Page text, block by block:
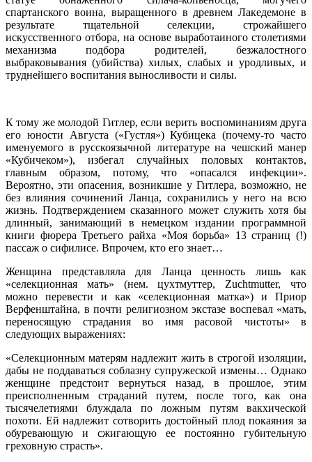
спартанского воина, выращенного в древнем Лакедемоне в
результате тщательной селекции, строжайшего
искусственного отбора, на основе выработаиного столетиями
механизма подбора родителей, безжалостного
выбраковывания (убийства) хилых, слабых и уродливых, и
труднейшего воспитания выносливости и силы.
К тому же молодой Гитлер, если верить воспоминаниям друга
его юности Августа («Густля») Кубицека (почему-то часто
именуемого в русскоязычной литературе на чешский манер
«Кубичеком»), избегал случайных половых контактов,
главным образом, потому, что «опасался инфекции».
Вероятно, эти опасения, возникшие у Гитлера, возможно, не
без влияния сочинений Ланца, сохранились у него на всю
жизнь. Подтверждением сказанного может служить хотя бы
длинный, занимающий в немецком издании программной
книги фюрера Третьего райха «Моя борьба» 13 страниц (!)
пассаж о сифилисе. Впрочем, кто его знает…
Женщина представляла для Ланца ценность лишь как
«селекционная мать» (нем. цухтмуттер, Zuchtmutter, что
можно перевести и как «селекционная матка») и Приор
Верфенштайна, в почти религиозном экстазе воспевал «мать,
переносящую страдания во имя расовой чистоты» в
следующих выражениях:
«Селекционным матерям надлежит жить в строгой изоляции,
дабы не поддаваться соблазну супружеской измены… Однако
женщине предстоит вернуться назад, в прошлое, этим
преисполненным страданий путем, после того, как она
тысячелетиями блуждала по ложным путям вакхической
похоти. Ей надлежит сотворить достойный плод покаяния за
обуревающую и сжигающую ее постоянно губительную
греховную страсть».